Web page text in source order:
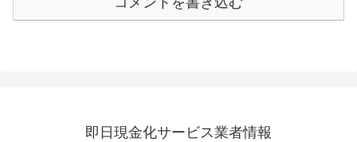
即日現金化サービス業者情報